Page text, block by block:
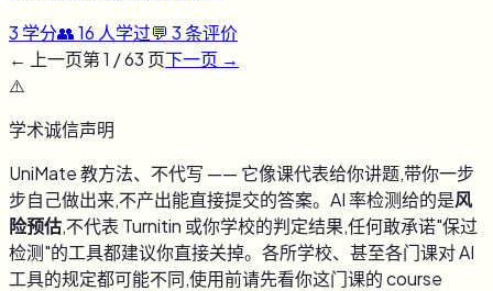
3 学分👥16 人学过💬 3条评价
← 上一页第1 /63 页下一页 →
⚠️
学术诚信声明
UniMate 教方法、不代写 —— 它像课代表给你讲题,带你一步
步自己做出来,不产出能直接提交的答案。AI 率检测给的是风
险预估,不代表 Turnitin 或你学校的判定结果,任何敢承诺"保过
检测"的工具都建议你直接关掉。各所学校、甚至各门课对 AI
工具的规定都可能不同,使用前请先看你这门课的 course